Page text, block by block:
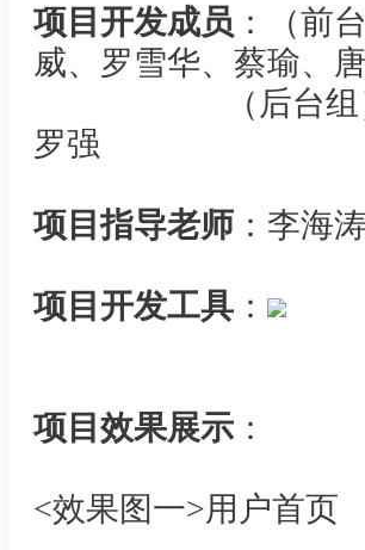
项目开发成员 ：（前
威、罗雪华、蔡瑜、
（后台组）赖建
罗强
项目指导老师 ：李海
项目开发工具 ：
项目效果展示 ：
<效果图一>用户首页